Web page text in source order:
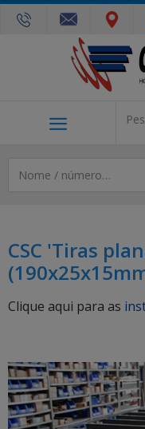
CSC 'Tiras
Clique aqui para as